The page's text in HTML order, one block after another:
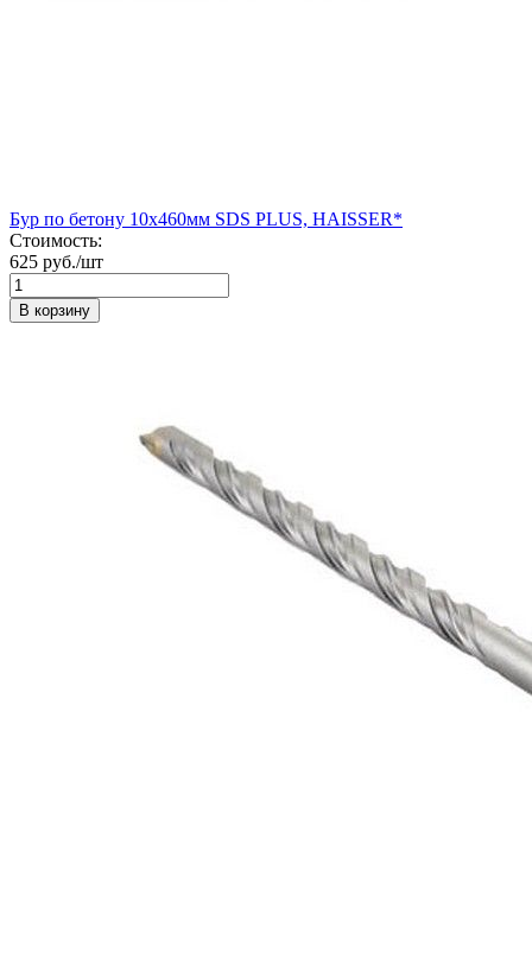
Бур по бетону 10х460мм SDS PLUS, HAISSER*
Стоимость:
625 руб./шт
В корзину